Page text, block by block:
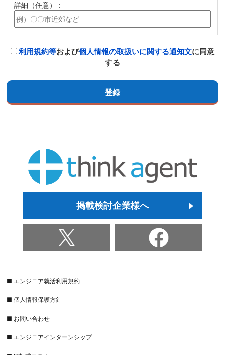
詳細（任意）：
利用規約等および個人情報の取扱いに関する通知文に同意
する
掲載検討企業様へ
■ エンジニア就活利用規約
■ 個人情報保護方針
■ お問い合わせ
■ エンジニアインターンシップ